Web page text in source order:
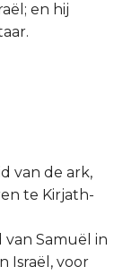
en hij
van de ark,
te Kirjath-
Samuël in
Israël, voor